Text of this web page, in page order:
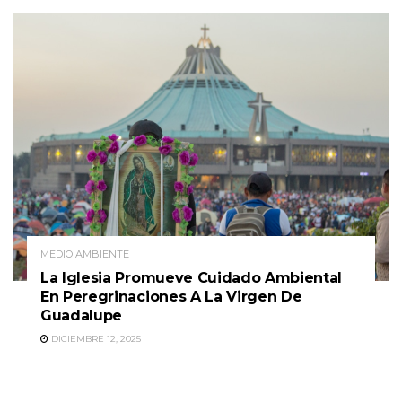
MEDIO AMBIENTE
La Iglesia Promueve Cuidado Ambiental
En Peregrinaciones A La Virgen De
Guadalupe
DICIEMBRE 12, 2025